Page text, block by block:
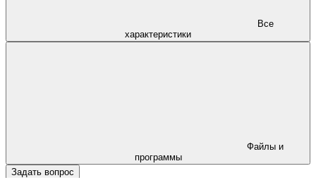
характеристики
программы
Задать вопрос